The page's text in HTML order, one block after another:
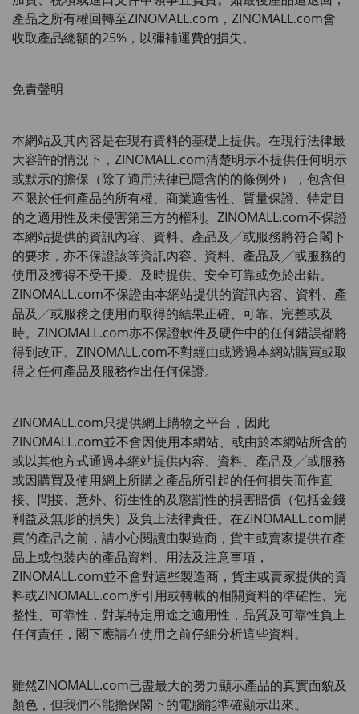
產品之所有權回轉至ZINOMALL.com ， ZINOMALL.com會
收取產品總額的25% ，以彌補運費的損失。
免責聲明
本網站及其內容是在現有資料的基礎上提供。在現行法律最
大容許的情況下， ZINOMALL.com清楚明示不提供任何明示
或默示的擔保（除了適用法律已隱含的的條例外），包含但
不限於任何產品的所有權、商業適售性、質量保證、特定目
的之適用性及未侵害第三方的權利。 ZINOMALL.com不保證
本網站提供的資訊內容、資料、產品及╱或服務將符合閣下
的要求，亦不保證該等資訊內容、資料、產品及╱或服務的
使用及獲得不受干擾、及時提供、安全可靠或免於出錯。
ZINOMALL.com不保證由本網站提供的資訊內容、資料、產
品及╱或服務之使用而取得的結果正確、可靠、完整或及
時。 ZINOMALL.com亦不保證軟件及硬件中的任何錯誤都將
得到改正。 ZINOMALL.com不對經由或透過本網站購買或取
得之任何產品及服務作出任何保證。
ZINOMALL.com只提供網上購物之平台，因此
ZINOMALL.com並不會因使用本網站、或由於本網站所含的
或以其他方式通過本網站提供內容、資料、產品及╱或服務
或因購買及使用網上所購之產品所引起的任何損失而作直
接、間接、意外、衍生性的及懲罰性的損害賠償（包括金錢
利益及無形的損失）及負上法律責任。在ZINOMALL.com購
買的產品之前，請小心閱讀由製造商，貨主或賣家提供在產
品上或包裝內的產品資料、用法及注意事項，
ZINOMALL.com並不會對這些製造商，貨主或賣家提供的資
料或ZINOMALL.com所引用或轉載的相關資料的準確性、完
整性、可靠性，對某特定用途之適用性，品質及可靠性負上
任何責任，閣下應請在使用之前仔細分析這些資料。
雖然ZINOMALL.com已盡最大的努力顯示產品的真實面貌及